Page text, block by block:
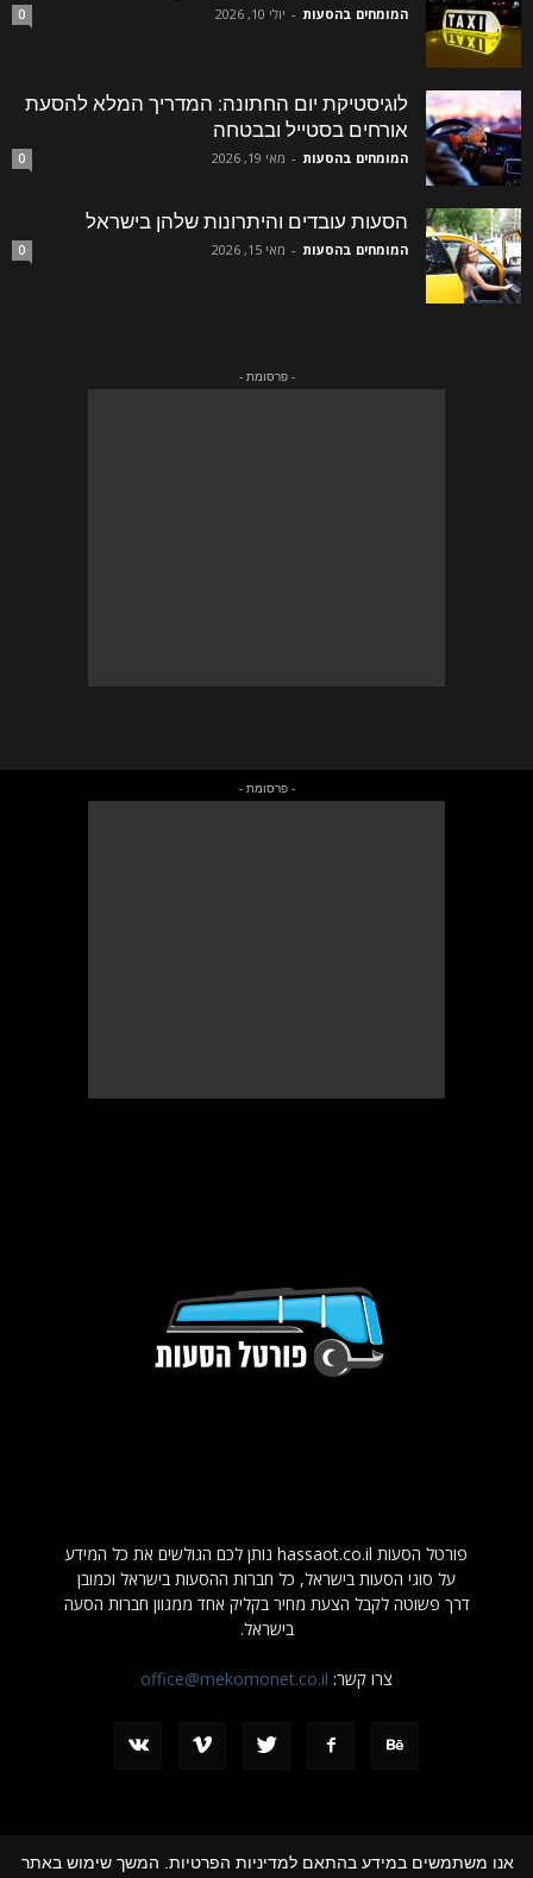
המומחים בהסעות - יולי 10, 2026 0
לוגיסטיקת יום החתונה: המדריך המלא להסעת
אורחים בסטייל ובבטחה
המומחים בהסעות - מאי 19, 2026 0
הסעות עובדים והיתרונות שלהן בישראל
המומחים בהסעות - מאי 15, 2026 0
- פרסומת -
- פרסומת -
פורטל הסעות hassaot.co.il נותן לכם הגולשים את כל המידע
על סוגי הסעות בישראל, כל חברות ההסעות בישראל וכמובן
דרך פשוטה לקבל הצעת מחיר בקליק אחד ממגוון חברות הסעה
בישראל.
צרו קשר: office@mekomonet.co.il
מחפשים כותבים פרסמו אצלנו תמיכה שיווק אינטרנטי לעסקים
אנו משתמשים במידע בהתאם למדיניות הפרטיות. המשך שימוש באתר